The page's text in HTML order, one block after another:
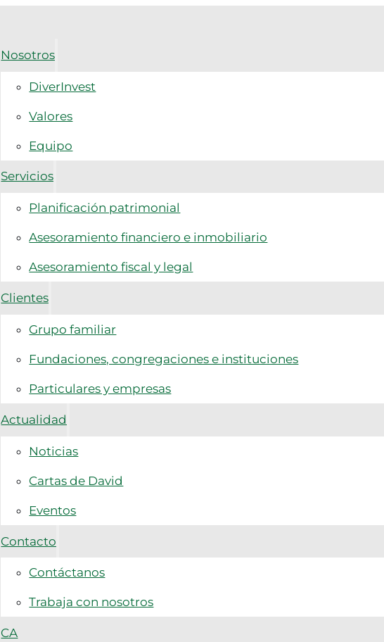
Nosotros
DiverInvest
Valores
Equipo
Servicios
Planificación patrimonial
Asesoramiento financiero e inmobiliario
Asesoramiento fiscal y legal
Clientes
Grupo familiar
Fundaciones, congregaciones e instituciones
Particulares y empresas
Actualidad
Noticias
Cartas de David
Eventos
Contacto
Contáctanos
Trabaja con nosotros
CA